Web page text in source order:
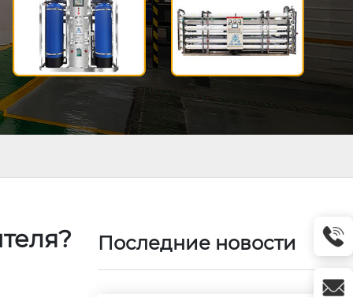
Последние новости